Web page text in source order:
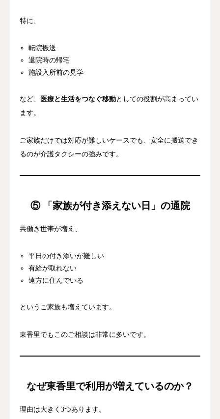
特に、
転院搬送
退院時の帰宅
施設入所前の見学
など、 医療と生活をつなぐ移動としての役割が高まってい
ます。
ご家族だけでは対応が難しいケースでも、安全に搬送でき
るのが介護タクシーの強みです。
⑤ 「家族が付き添えない日」の通院
共働き世帯が増え、
平日の付き添いが難しい
有給が取れない
遠方に住んでいる
というご家族も増えています。
東香里でもこのご相談は非常に多いです。
なぜ東香里で利用が増えているのか？
理由は大きく3つあります。